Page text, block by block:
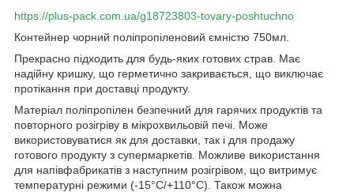
https://plus-pack.com.ua/g18723803-tovary-poshtuchno
Контейнер чорний поліпропіленовий ємністю 750мл.
Прекрасно підходить для будь-яких готових страв. Має
надійну кришку, що герметично закривається, що виключає
протікання при доставці продукту.
Матеріал поліпропілен безпечний для гарячих продуктів та
повторного розігріву в мікрохвильовій печі. Може
використовуватися як для доставки, так і для продажу
готового продукту з супермаркетів. Можливе використання
для напівфабрикатів з наступним розігрівом, що витримує
температурні режими (-15°C/+110°C). Також можна